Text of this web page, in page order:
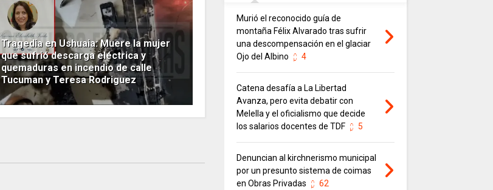
Tragedia en Ushuaia: Muere la mujer
que sufrió descarga eléctrica y
quemaduras en incendio de calle
Tucuman y Teresa Rodriguez
Murió el reconocido guía de
montaña Félix Alvarado tras sufrir
una descompensación en el glaciar
Ojo del Albino
4
Catena desafía a La Libertad
Avanza, pero evita debatir con
Melella y el oficialismo que decide
los salarios docentes de TDF
5
Denuncian al kirchnerismo municipal
por un presunto sistema de coimas
en Obras Privadas
62